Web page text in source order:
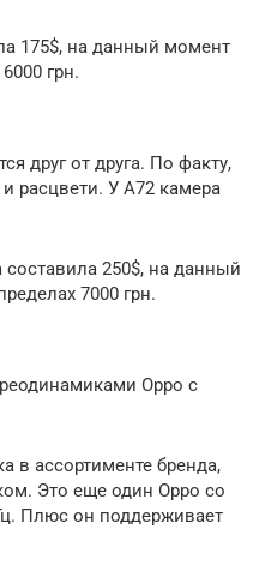
175$, на данный момент
грн.
друг от друга. По факту,
расцвети. У А72 камера
составила 250$, на данный
7000 грн.
Oppo с
в ассортименте бренда,
Это еще один Oppo со
Плюс он поддерживает